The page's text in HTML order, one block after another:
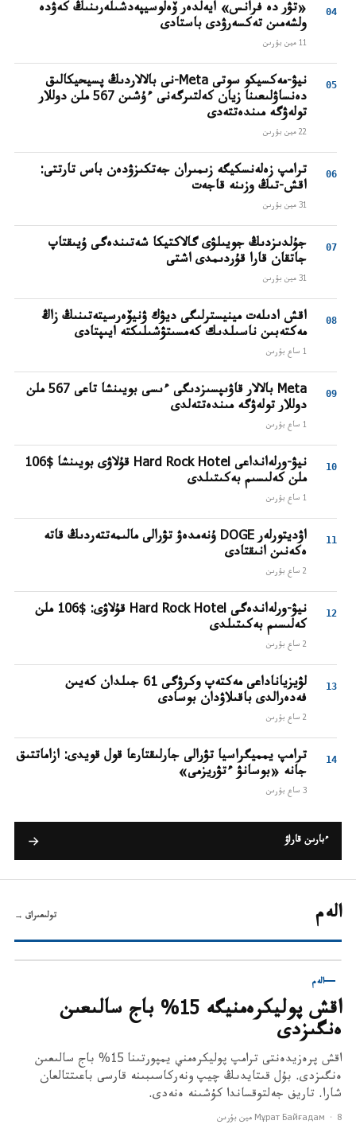
«تۋر دە فرانس» ايەلدەر ۆەلوسيپەدشىلەرىنىڭ كەۋدە
ولشەمىن تەكسەرۋدى باستادى
11 مين بۇرىن
نيۋ-مەكسيكو سوتى Meta-نى بالالاردىڭ پسيحيكالىق
دەنساۋلىعىنا زيان كەلتىرگەنى ءۇشىن 567 ملن دوللار
تولەۋگە مىندەتتەدى
22 مين بۇرىن
ترامپ زەلەنسكيگە زىمىران جەتكىزۋدەن باس تارتتى:
اقش-تىڭ وزىنە قاجەت
31 مين بۇرىن
جۇلدىزدىڭ جويىلۋى گالاكتيكا شەتىندەگى ۇيىقتاپ
جاتقان قارا قۇردىمدى اشتى
31 مين بۇرىن
اقش ادىلەت مينيسترلىگى ديۋك ۋنيۆەرسيتەتىنىڭ زاڭ
مەكتەبىن ناسىلدىك كەمسىتۋشىلىكتە ايىپتادى
1 ساع بۇرىن
Meta بالالار قاۋىپسىزدىگى ءىسى بويىنشا تاعى 567 ملن
دوللار تولەۋگە مىندەتتەلدى
1 ساع بۇرىن
نيۋ-ورلەانداعى Hard Rock Hotel قۇلاۋى بويىنشا $106
ملن كەلىسىم بەكىتىلدى
1 ساع بۇرىن
اۋديتورلەر DOGE ۇنەمدەۋ تۋرالى مالىمەتتەردىڭ قاتە
ەكەنىن انىقتادى
2 ساع بۇرىن
نيۋ-ورلەاندەگى Hard Rock Hotel قۇلاۋى: $106 ملن
كەلىسىم بەكىتىلدى
2 ساع بۇرىن
لۋيزياناداعى مەكتەپ وكرۋگى 61 جىلدان كەيىن
فەدەرالدى باقىلاۋدان بوسادى
2 ساع بۇرىن
ترامپ يمميگراسيا تۋرالى جارلىقتارعا قول قويدى: ازاماتتىق
جانە «بوسانۋ ءتۋريزمى»
3 ساع بۇرىن
ءبارىن قاراۋ
الەم تولىعىراق →
الەم
اقش پوليكرەمنيگە 15% باج سالىعىن
ەنگىزدى
اقش پرەزيدەنتى ترامپ پوليكرەمني يمپورتىنا 15% باج سالىعىن
ەنگىزدى. بۇل قىتايدىڭ چيپ ونەركاسىبىنە قارسى باعىتتالعان
شارا. تاريف جەلتوقساندا كۇشىنە ەنەدى.
Мұрат Байғадам · 8 مين بۇرىن